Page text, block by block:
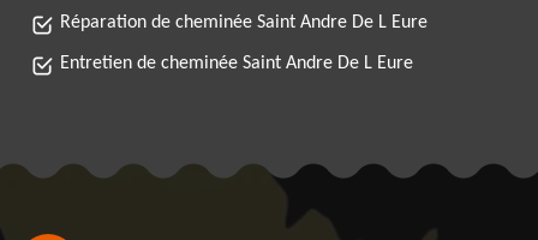
Réparation de cheminée Saint Andre De L Eure
Entretien de cheminée Saint Andre De L Eure